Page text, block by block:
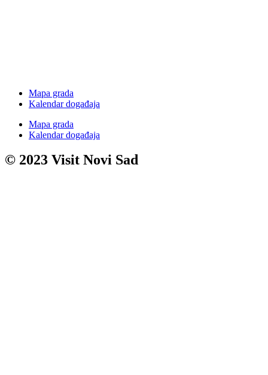
Mapa grada
Kalendar događaja
Mapa grada
Kalendar događaja
© 2023 Visit Novi Sad